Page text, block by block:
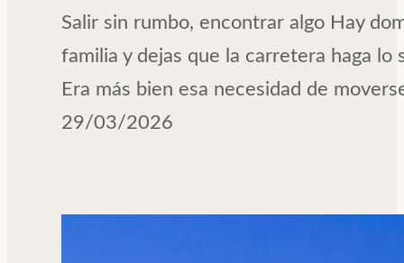
Salir sin rumbo, encontrar algo Hay
familia y dejas que la carretera haga
Era más bien esa necesidad de
29/03/2026